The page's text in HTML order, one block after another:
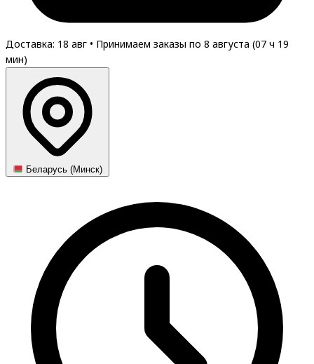
Доставка: 18 авг • Принимаем заказы по 8 августа (07 ч 19
мин)
Беларусь (Минск)